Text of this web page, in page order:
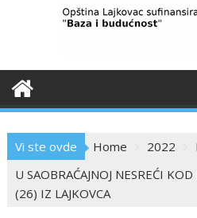
Vi ste ovde Home 2022
U SAOBRAĆAJNOJ NESREĆI
(26) IZ LAJKOVCA